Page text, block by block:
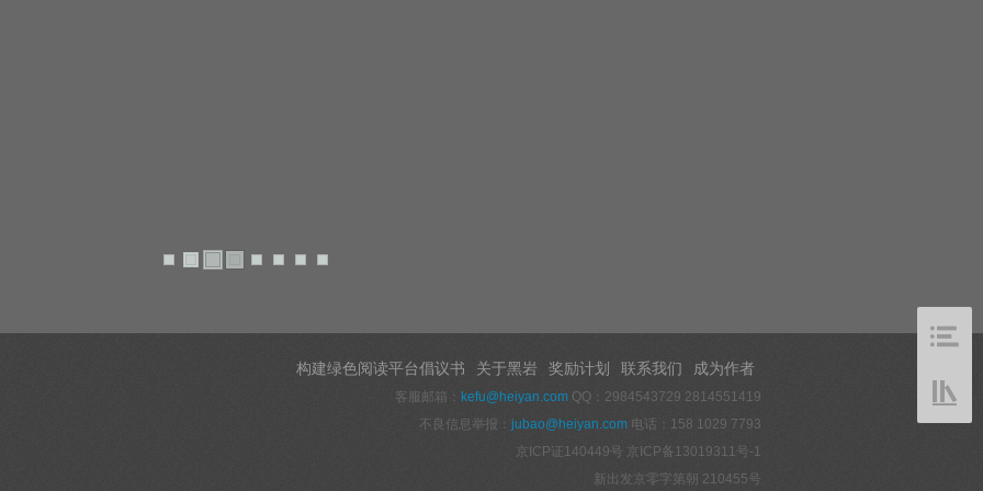
构建绿色阅读平台倡议书 关于黑岩 奖励计划 联系我们 成为作者
客服邮箱： kefu@heiyan.com QQ：2984543729 2814551419
不良信息举报： jubao@heiyan.com 电话：158 1029 7793
京ICP证140449号 京ICP备13019311号-1
新出发京零字第朝 210455号